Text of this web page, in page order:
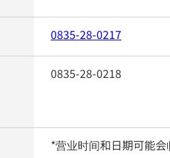
0835-28-0217
0835-28-0218
*营业时间和日期可能